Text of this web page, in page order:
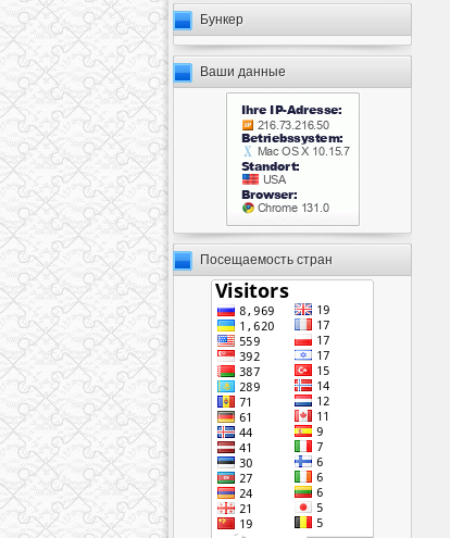
Бункер
Ваши данные
Посещаемость стран